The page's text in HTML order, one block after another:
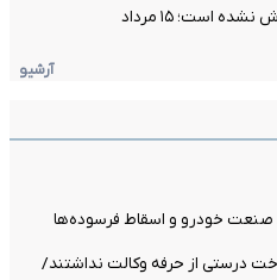
است؛ ۱۵ مرداد
آرشیو
صنعت خودرو و اسقاط فرسوده‌ها
درستی از حرفه وکالت نداشتند/